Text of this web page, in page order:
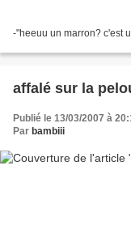
-"heeuu un marron? c'est
affalé sur la
Publié le 13/03/2007 à
Par bambiii